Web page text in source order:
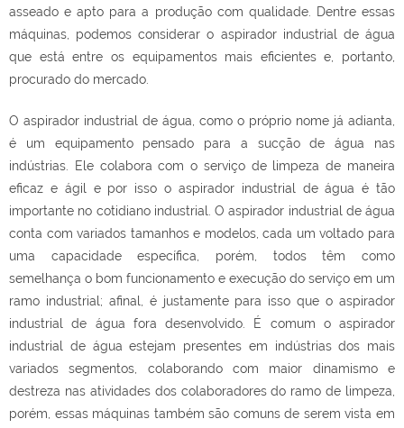
asseado e apto para a produção com qualidade. Dentre essas
máquinas, podemos considerar o aspirador industrial de água
que está entre os equipamentos mais eficientes e, portanto,
procurado do mercado.
O aspirador industrial de água , como o próprio nome já adianta,
é um equipamento pensado para a sucção de água nas
indústrias. Ele colabora com o serviço de limpeza de maneira
eficaz e ágil e por isso o aspirador industrial de água é tão
importante no cotidiano industrial. Oaspirador industrial de água
conta com variados tamanhos e modelos, cada um voltado para
uma capacidade específica, porém, todos têm como
semelhança o bom funcionamento e execução do serviço em um
ramo industrial; afinal, é justamente para isso que o aspirador
industrial de água fora desenvolvido. É comum o aspirador
industrial de água estejam presentes em indústrias dos mais
variados segmentos, colaborando com maior dinamismo e
destreza nas atividades dos colaboradores do ramo de limpeza,
porém, essas máquinas também são comuns de serem vista em